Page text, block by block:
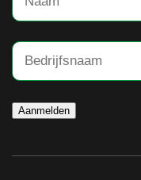
Aanmelden